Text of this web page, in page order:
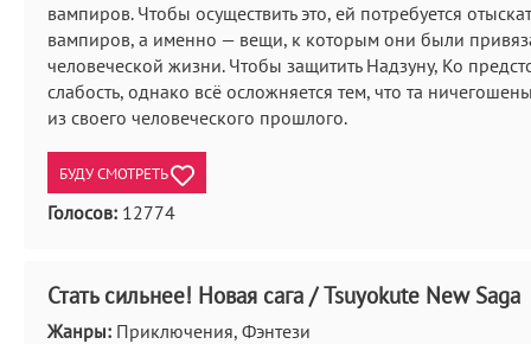
вампиров. Чтобы осуществить это, ей потребуется
вампиров, а именно — вещи, к которым они были
человеческой жизни. Чтобы защитить Надзуну, Ко
слабость, однако всё осложняется тем, что та
из своего человеческого прошлого.
БУДУ СМОТРЕТЬ
Голосов: 12774
Стать сильнее! Новая сага / Tsuyokute New Saga
Жанры: Приключения, Фэнтези